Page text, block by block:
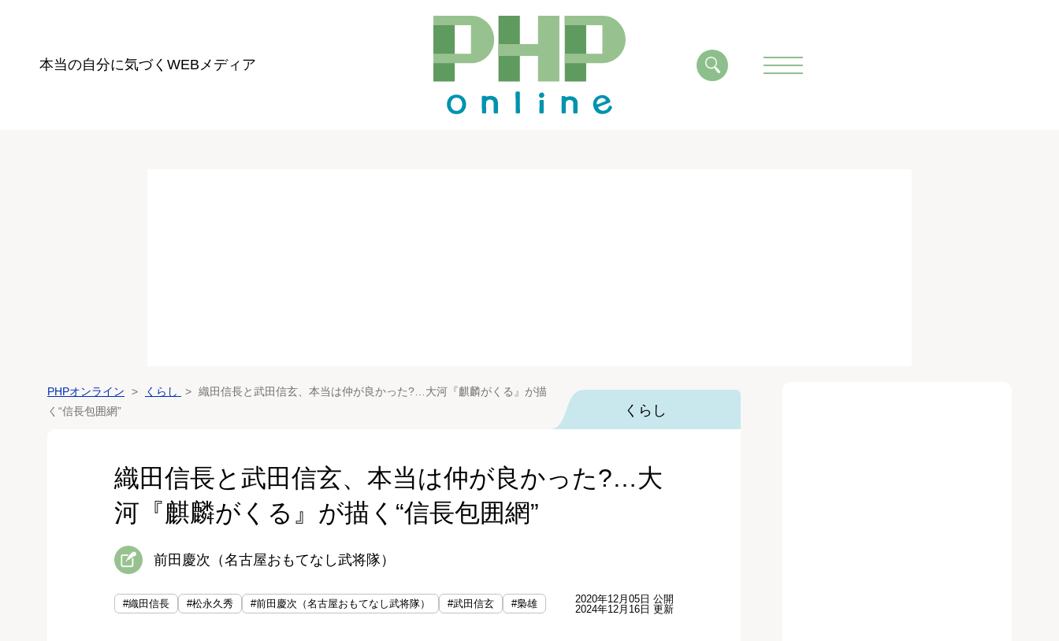
本当の自分に気づく WEBメディア
PHPオンライン くらし
織田信長と武田信玄、本当は仲が良かった?…大河『麒麟がくる』が描
く“信長包囲網”
くらし
織田信長と武田信玄、本当は仲が良かった?…大
河『麒麟がくる』が描く“信長包囲網”
前田慶次（名古屋おもてなし武将隊）
#織田信長 #松永久秀 #前田慶次（名古屋おもてなし武将隊） #武田信玄 #梟雄
2020年12月05日 公開
2024年12月16日 更新